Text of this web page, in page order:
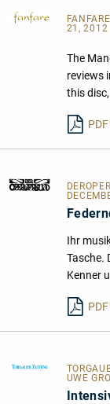
FANFARE
21, 2012
The
reviews
this
Ihr
Tasche.
Kenner
UWE